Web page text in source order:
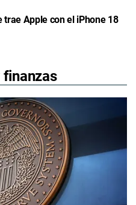
trae Apple con el iPhone 18